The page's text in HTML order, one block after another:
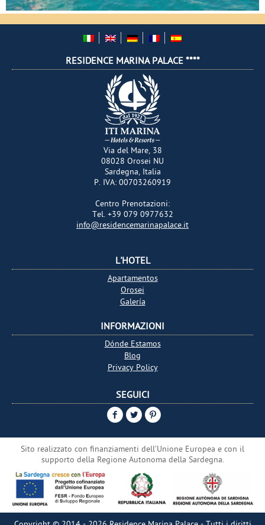
RESIDENCE MARINA PALACE ****
Via del Mare, 38
08028 Orosei NU
Sardegna, Italia
P. IVA: 00703260919
Centro Prenotazioni:
Tel. +39 079 0977632
info@residencemarinapalace.it
L'HOTEL
Apartamentos
Orosei
Galería
INFORMAZIONI
Dónde Estamos
Blog
Privacy Policy
SEGUICI
Sito realizzato con finanziamenti dell’Unione Europea e con il
supporto della Regione Autonoma della Sardegna.